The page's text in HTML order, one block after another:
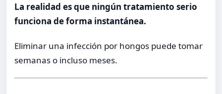
La realidad es que ningún tratamiento serio
funciona de forma instantánea.
Eliminar una infección por hongos puede tomar
semanas o incluso meses.